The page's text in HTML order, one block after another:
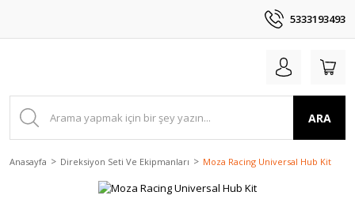
5333193493
ARA
Anasayfa Direksiyon Seti Ve Ekipmanları Moza Racing Universal Hub Kit